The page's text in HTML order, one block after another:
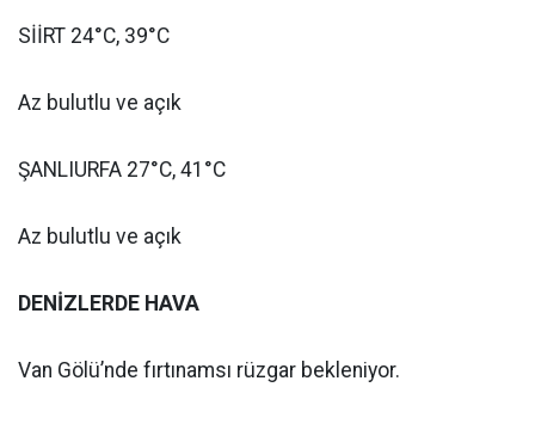
SİİRT 24°C, 39°C
Az bulutlu ve açık
ŞANLIURFA 27°C, 41°C
Az bulutlu ve açık
DENİZLERDE HAVA
Van Gölü’nde fırtınamsı rüzgar bekleniyor.